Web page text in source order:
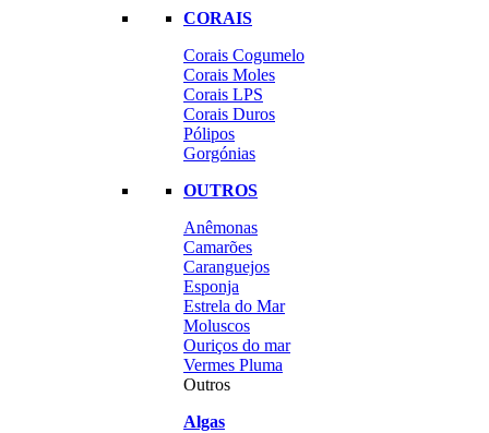
CORAIS
Corais Cogumelo
Corais Moles
Corais LPS
Corais Duros
Pólipos
Gorgónias
OUTROS
Anêmonas
Camarões
Caranguejos
Esponja
Estrela do Mar
Moluscos
Ouriços do mar
Vermes Pluma
Outros
Algas